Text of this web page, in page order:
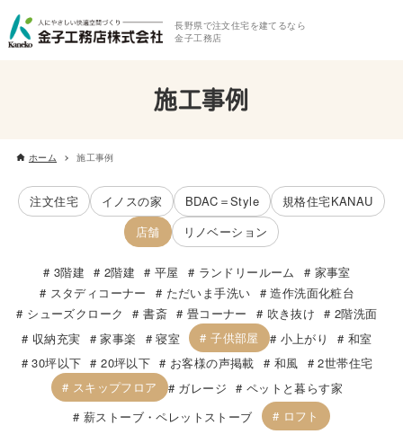
長野県で注文住宅を建てるなら
金子工務店
施工事例
ホーム 施工事例
注文住宅 イノスの家 BDAC＝Style
規格住宅KANAU
店舗
リノベーション
3階建 2階建 平屋 ランドリールーム
家事室
スタディコーナー
ただいま手洗い
造作洗面化粧台
シューズクローク
書斎 畳コーナー 吹き抜け
2階洗面
収納充実
家事楽 寝室 子供部屋 小上がり
和室
30坪以下
20坪以下 お客様の声掲載 和風
2世帯住宅
スキップフロア
ガレージ
ペットと暮らす家
薪ストーブ・ペレットストーブ
ロフト